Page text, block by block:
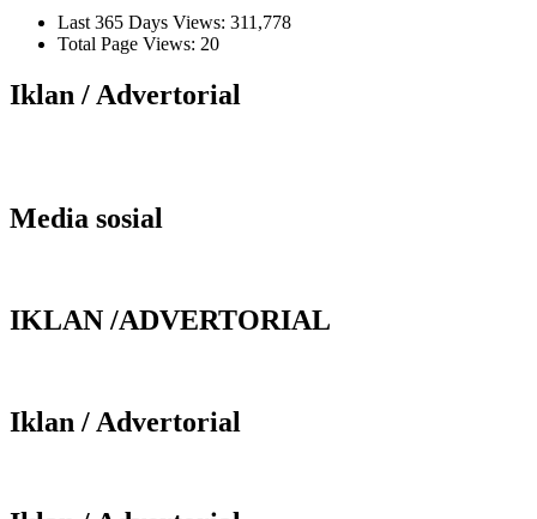
Last 365 Days Views: 311,778
Total Page Views: 20
Iklan / Advertorial
Media sosial
IKLAN /ADVERTORIAL
Iklan / Advertorial